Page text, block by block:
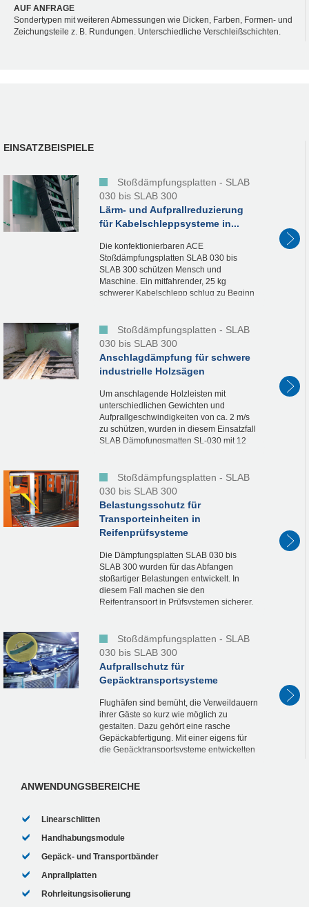
AUF ANFRAGE
Sondertypen mit weiteren Abmessungen wie Dicken, Farben, Formen- und
Zeichungsteile z. B. Rundungen. Unterschiedliche Verschleißschichten.
EINSATZBEISPIELE
Stoßdämpfungsplatten - SLAB
030 bis SLAB 300
Lärm- und Aufprallreduzierung
für Kabelschleppsysteme in...
Die konfektionierbaren ACE
Stoßdämpfungsplatten SLAB 030 bis
SLAB 300 schützen Mensch und
Maschine. Ein mitfahrender, 25 kg
schwerer Kabelschlepp schlug zu Beginn
noch mit...Stoßdämpfungsplatten - SLAB
030 bis SLAB 300
Anschlagdämpfung für schwere
industrielle Holzsägen
Um anschlagende Holzleisten mit
unterschiedlichen Gewichten und
Aufprallgeschwindigkeiten von ca. 2 m/s
zu schützen, wurden in diesem Einsatzfall
SLAB Dämpfungsmatten SL-030 mit 12
Stoßdämpfungsplatten - SLAB
030 bis SLAB 300
Belastungsschutz für
Transporteinheiten in
Reifenprüfsysteme
Die Dämpfungsplatten SLAB 030 bis
SLAB 300 wurden für das Abfangen
stoßartiger Belastungen entwickelt. In
diesem Fall machen sie den
Reifentransport in Prüfsystemen sicherer,
Stoßdämpfungsplatten - SLAB
030 bis SLAB 300
Aufprallschutz für
Gepäcktransportsysteme
Flughäfen sind bemüht, die Verweildauern
ihrer Gäste so kurz wie möglich zu
gestalten. Dazu gehört eine rasche
Gepäckabfertigung. Mit einer eigens für
die Gepäcktransportsysteme entwickelten
ANWENDUNGSBEREICHE
Linearschlitten
Handhabungsmodule
Gepäck- und Transportbänder
Anprallplatten
Rohrleitungsisolierung